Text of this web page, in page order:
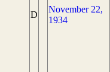
D
November 22,
1934